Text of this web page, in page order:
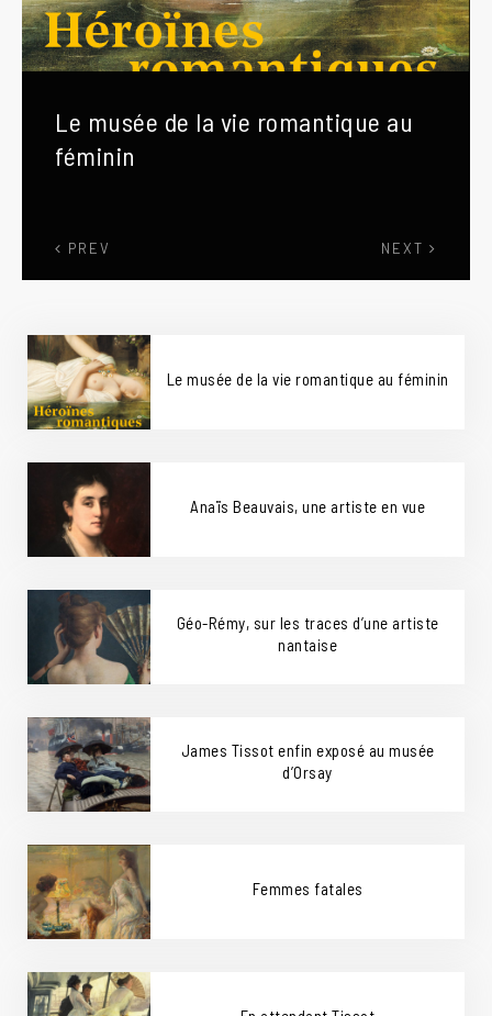
Le musée de la vie romantique au
féminin
Anaïs Beauvais, une artiste en vue
PREV NEXT
Le musée de la vie romantique au féminin
Anaïs Beauvais, une artiste en vue
Géo-Rémy, sur les traces d’une artiste
nantaise
James Tissot enfin exposé au musée
d’Orsay
Femmes fatales